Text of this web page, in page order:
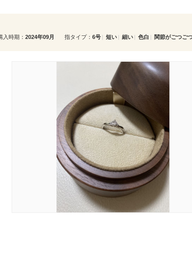
入時期 2024年09月 指タイプ 6号 短い 細い 色白 関節がごつご